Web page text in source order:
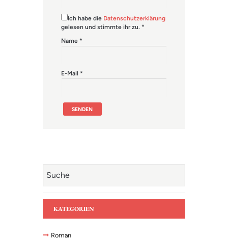
Ich habe die Datenschutzerklärung
gelesen und stimmte ihr zu. *
Name *
E-Mail *
KATEGORIEN
Roman